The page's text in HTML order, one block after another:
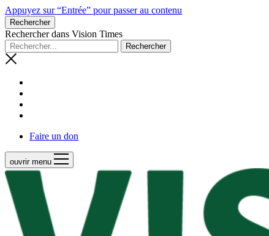
Appuyez sur “Entrée” pour passer au contenu
Rechercher
Rechercher dans Vision Times
Faire un don
ouvrir menu